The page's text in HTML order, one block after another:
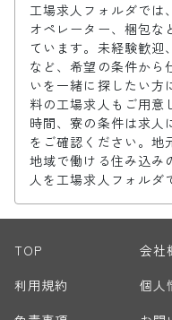
工場求人フォルダでは
オペレーター、梱包な
ています。未経験歓迎
など、希望の条件から
いを一緒に探したい方
料の工場求人もご用意
時間、寮の条件は求人
をご確認ください。地
地域で働ける住み込み
人を工場求人フォルダ
TOP
会社
利用規約
個人